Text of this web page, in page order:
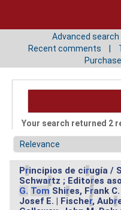
Advanced search
Recent comments
Your search returned 2
Principios de cirugía /
Schwartz ; Editores
G. Tom Shires, Frank
Josef E. | Fischer, Aubr